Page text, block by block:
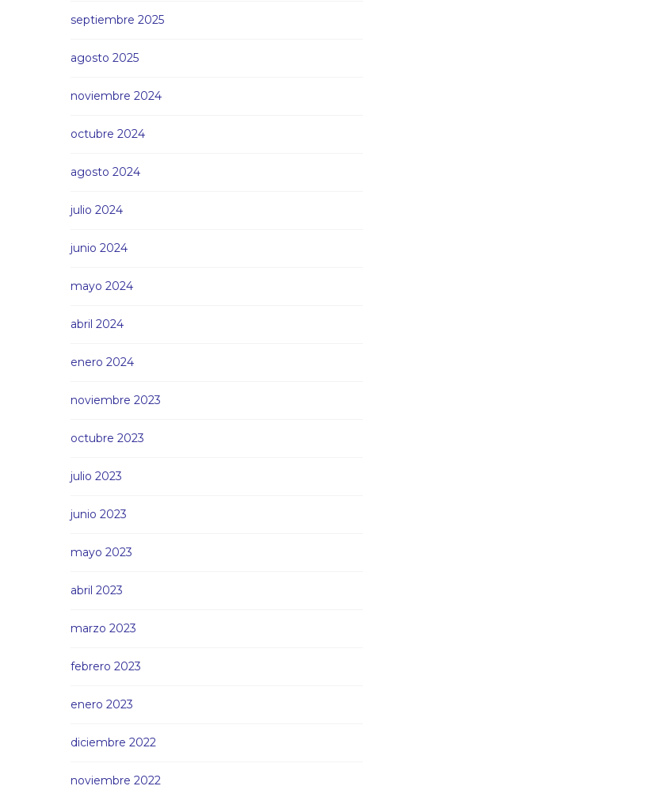
septiembre 2025
agosto 2025
noviembre 2024
octubre 2024
agosto 2024
julio 2024
junio 2024
mayo 2024
abril 2024
enero 2024
noviembre 2023
octubre 2023
julio 2023
junio 2023
mayo 2023
abril 2023
marzo 2023
febrero 2023
enero 2023
diciembre 2022
noviembre 2022